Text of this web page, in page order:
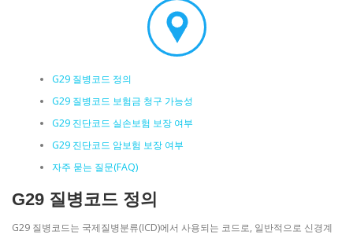
G29 질병코드 정의
G29 질병코드 보험금 청구 가능성
G29 진단코드 실손보험 보장 여부
G29 진단코드 암보험 보장 여부
자주 묻는 질문(FAQ)
G29 질병코드 정의
G29 질병코드는 국제질병분류(ICD)에서 사용되는 코드로, 일반적으로 신경계